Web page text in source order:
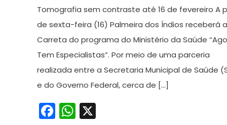
Tomografia sem contraste até 16 de fevereiro A
de sexta-feira (16) Palmeira dos Índios receberá a
Carreta do programa do Ministério da Saúde
Tem Especialistas”. Por meio de uma parceria
realizada entre a Secretaria Municipal de Saúde
e do Governo Federal, cerca de […]
Facebook
WhatsApp
X